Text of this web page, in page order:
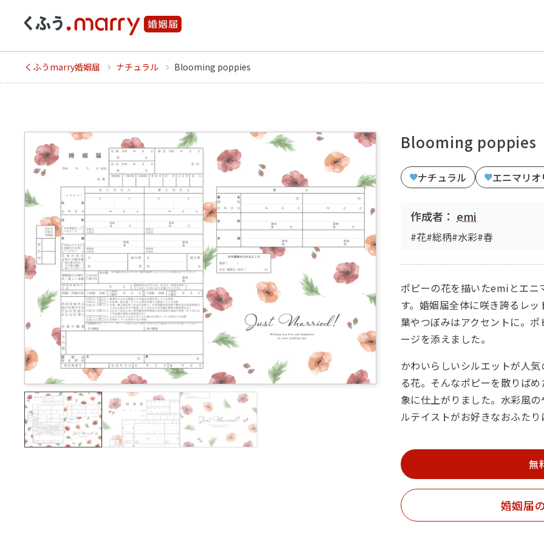
くふうmarry婚姻届 ナチュラル Blooming poppies
Blooming poppies
ナチュラル エニマリ
作成者： emi
#花#総柄#水彩#春
ポピーの花を描いたemiとエニ
す。婚姻届全体に咲き誇るレ
葉やつぼみはアクセントに。
ージを添えました。
かわいらしいシルエットが人
る花。そんなポピーを散りば
象に仕上がりました。水彩風
ルテイストがお好きなおふた
無
婚姻届